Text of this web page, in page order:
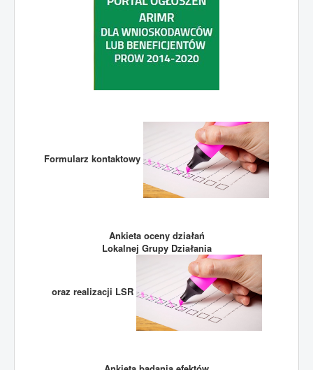
Formularz kontaktowy
Ankieta oceny działań
Lokalnej Grupy Działania
oraz realizacji LSR